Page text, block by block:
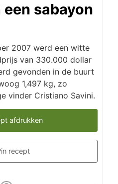
sabayon
2007 werd een witte
van 330.000 dollar
gevonden in de buurt
1,497 kg, zo
vinder Cristiano Savini.
afdrukken
recept